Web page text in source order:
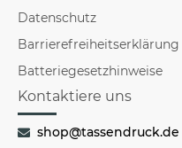
Datenschutz
Barrierefreiheitserklärung
Batteriegesetzhinweise
Kontaktiere uns
shop@tassendruck.de